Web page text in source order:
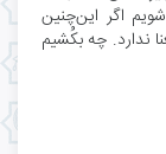
اگر این‌چنین
ندارد. چه بکُشیم